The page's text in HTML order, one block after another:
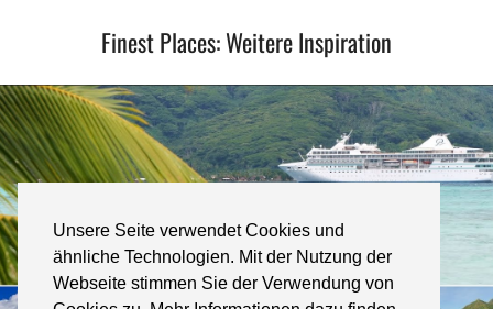
Unsere Seite verwendet Cookies und
ähnliche Technologien. Mit der Nutzung der
Webseite stimmen Sie der Verwendung von
Finest Places: Weitere Inspiration